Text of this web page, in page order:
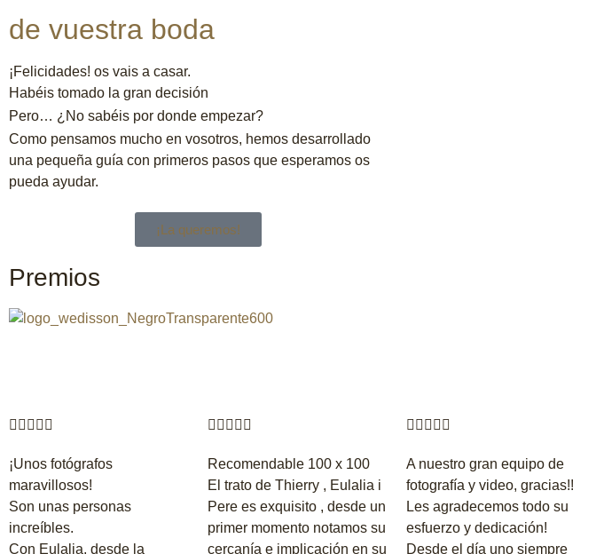
de vuestra boda
¡Felicidades! os vais a casar.
Habéis tomado la gran decisión
Pero… ¿No sabéis por donde empezar?
Como pensamos mucho en vosotros, hemos desarrollado
una pequeña guía con primeros pasos que esperamos os
pueda ayudar.
¡La queremos!
Premios
    
¡Unos fotógrafos
maravillosos!
Son unas personas
increíbles.
Con Eulalia, desde la
    
Recomendable 100 x 100
El trato de Thierry , Eulalia i
Pere es exquisito , desde un
primer momento notamos su
cercanía e implicación en su
    
A nuestro gran equipo de
fotografía y video, gracias!!
Les agradecemos todo su
esfuerzo y dedicación!
Desde el día uno siempre